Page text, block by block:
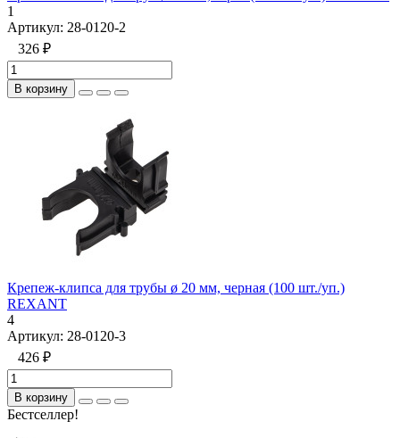
1
Артикул: 28-0120-2
326 ₽
В корзину
Крепеж-клипса для трубы ø 20 мм, черная (100 шт./уп.)
REXANT
4
Артикул: 28-0120-3
426 ₽
В корзину
Бестселлер!